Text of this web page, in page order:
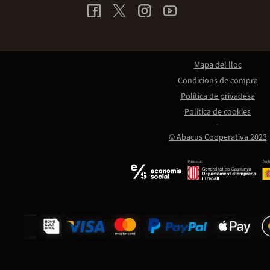
Promou:
© Abacus Cooperativa 2023
Mapa del lloc
Condicions de compra
Política de privadesa
Política de cookies